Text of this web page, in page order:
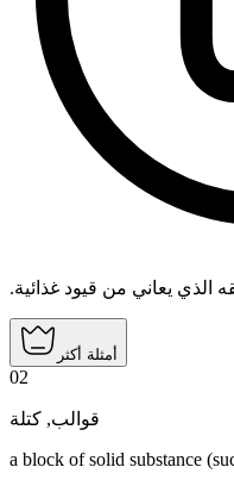
الذي يعاني من قيود غذائية.
أمثلة أكثر
02
قوالب, كتلة
a block of solid substance